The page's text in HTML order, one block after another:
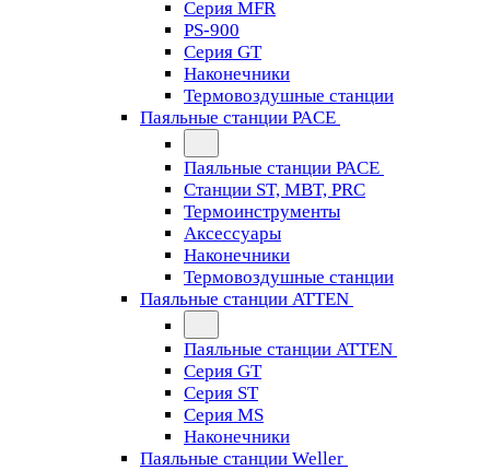
Серия MFR
PS-900
Серия GT
Наконечники
Термовоздушные станции
Паяльные станции PACE
Паяльные станции PACE
Станции ST, MBT, PRC
Термоинструменты
Аксессуары
Наконечники
Термовоздушные станции
Паяльные станции ATTEN
Паяльные станции ATTEN
Серия GT
Серия ST
Серия MS
Наконечники
Паяльные станции Weller